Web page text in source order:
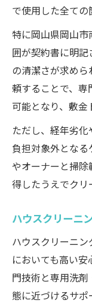
で使用した全ての
特に岡山県岡山
囲が契約書に明
の清潔さが求め
頼することで、
可能となり、敷金
ただし、経年劣
負担対象外とな
やオーナーと掃
得したうえでクリ
ハウスクリーニ
ハウスクリーニ
においても高い
門技術と専用洗
態に近づけるサポ